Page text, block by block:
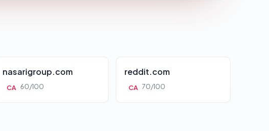
nasarigroup.com
CA 60/100
reddit.com
CA 70/100